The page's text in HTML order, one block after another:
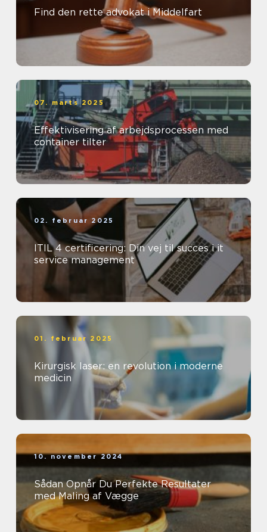
Find den rette advokat i Middelfart
07. marts 2025
Effektivisering af arbejdsprocessen med
container tilter
02. februar 2025
ITIL 4 certificering: Din vej til succes i it
service management
01. februar 2025
Kirurgisk laser: en revolution i moderne
medicin
10. november 2024
Sådan Opnår Du Perfekte Resultater
med Maling af Vægge